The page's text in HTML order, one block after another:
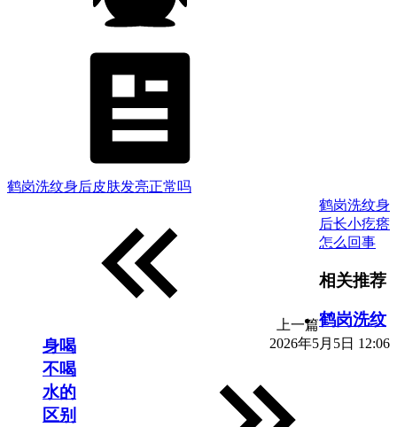
鹤岗洗纹身后皮肤发亮正常吗
上一篇
2026年5月5日 12:06
鹤岗洗纹身
后长小疙瘩
怎么回事
相关推荐
鹤岗洗纹
身喝
不喝
水的
区别